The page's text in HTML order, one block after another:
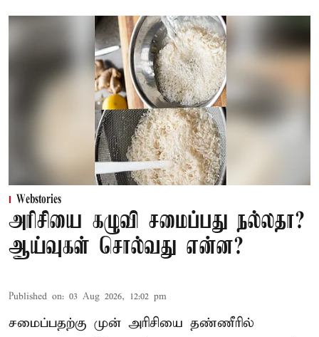
Webstories
அரிசியை கழுவி சமைப்பது நல்லதா?
ஆய்வுகள் சொல்வது என்ன?
Published on: 03 Aug 2026, 12:02 pm
சமைப்பதற்கு முன் அரிசியை தண்ணீரில்